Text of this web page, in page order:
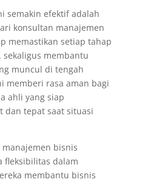
semakin efektif adalah
konsultan manajemen
memastikan setiap tahap
membantu
muncul di tengah
memberi rasa aman bagi
ahli yang siap
dan tepat saat situasi
bisnis
fleksibilitas dalam
membantu bisnis